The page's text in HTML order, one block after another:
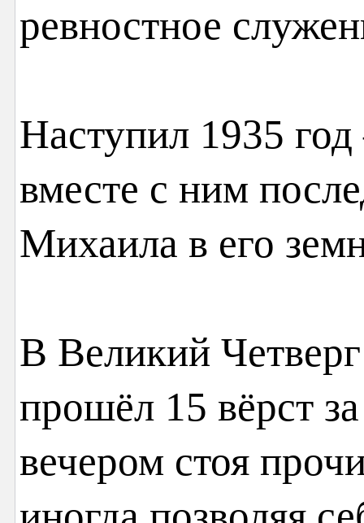
ревностное
Наступил 1935
вместе с ним
Михаила в его
В Великий
прошёл 15 вёрст
вечером стоя